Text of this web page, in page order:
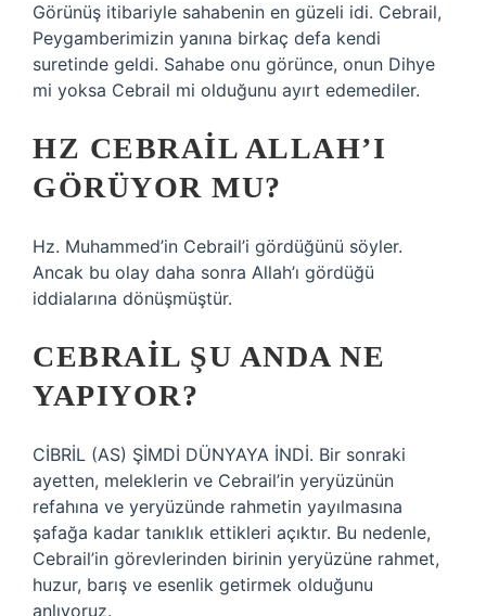
Görünüş itibariyle sahabenin en güzeli idi. Cebrail,
Peygamberimizin yanına birkaç defa kendi
suretinde geldi. Sahabe onu görünce, onun Dihye
mi yoksa Cebrail mi olduğunu ayırt edemediler.
HZ CEBRAIL ALLAH’I
GÖRÜYOR MU?
Hz. Muhammed’in Cebrail’i gördüğünü söyler.
Ancak bu olay daha sonra Allah’ı gördüğü
iddialarına dönüşmüştür.
CEBRAIL ŞU ANDA NE
YAPIYOR?
CİBRİL (AS) ŞİMDİ DÜNYAYA İNDİ. Bir sonraki
ayetten, meleklerin ve Cebrail’in yeryüzünün
refahına ve yeryüzünde rahmetin yayılmasına
şafağa kadar tanıklık ettikleri açıktır. Bu nedenle,
Cebrail’in görevlerinden birinin yeryüzüne rahmet,
huzur, barış ve esenlik getirmek olduğunu
anlıyoruz.